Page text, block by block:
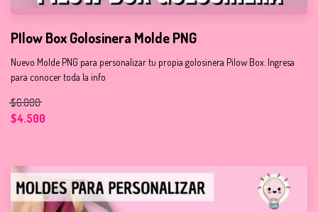
PIlow Box Golosinera Molde PNG
Nuevo Molde PNG para personalizar tu propia golosinera Pilow Box. Ingresa
para conocer toda la info
$6.000
$4.500